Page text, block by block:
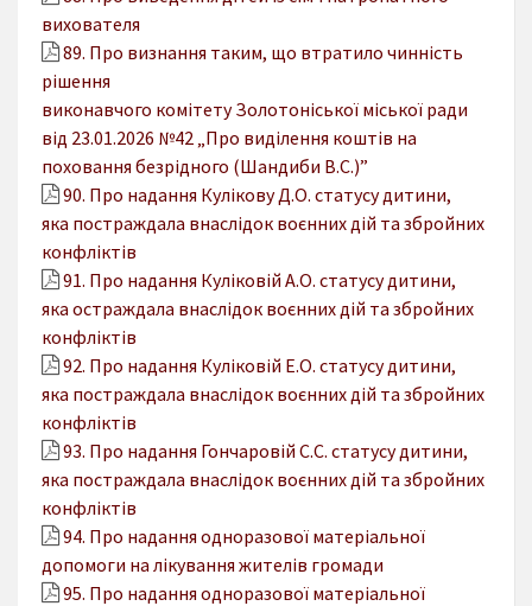
вихователя
89. Про визнання таким, що втратило чинність
рішення
виконавчого комітету Золотоніської міської ради
від 23.01.2026 №42 „Про виділення коштів на
поховання безрідного (Шандиби В.С.)”
90. Про надання Кулікову Д.О. статусу дитини,
яка постраждала внаслідок воєнних дій та збройних
конфліктів
91. Про надання Куліковій А.О. статусу дитини,
яка остраждала внаслідок воєнних дій та збройних
конфліктів
92. Про надання Куліковій Е.О. статусу дитини,
яка постраждала внаслідок воєнних дій та збройних
конфліктів
93. Про надання Гончаровій С.С. статусу дитини,
яка постраждала внаслідок воєнних дій та збройних
конфліктів
94. Про надання одноразової матеріальної
допомоги на лікування жителів громади
95. Про надання одноразової матеріальної